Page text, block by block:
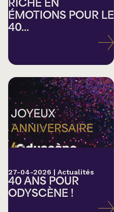
RICHE EN
ÉMOTIONS POUR LE
40...
27-04-2026 | Actualités
40 ANS POUR
ODYSCÈNE !